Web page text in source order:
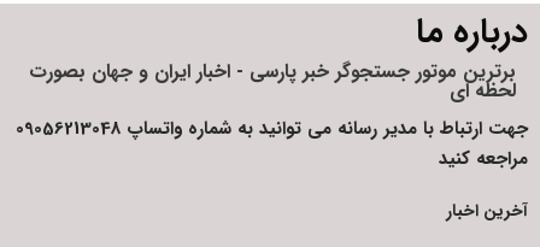
درباره ما
برترین موتور جستجوگر خبر پارسی - اخبار ایران و جهان بصورت
لحظه ای
جهت ارتباط با مدیر رسانه می توانید به شماره واتساپ 09056213048
مراجعه کنید
آخرین اخبار